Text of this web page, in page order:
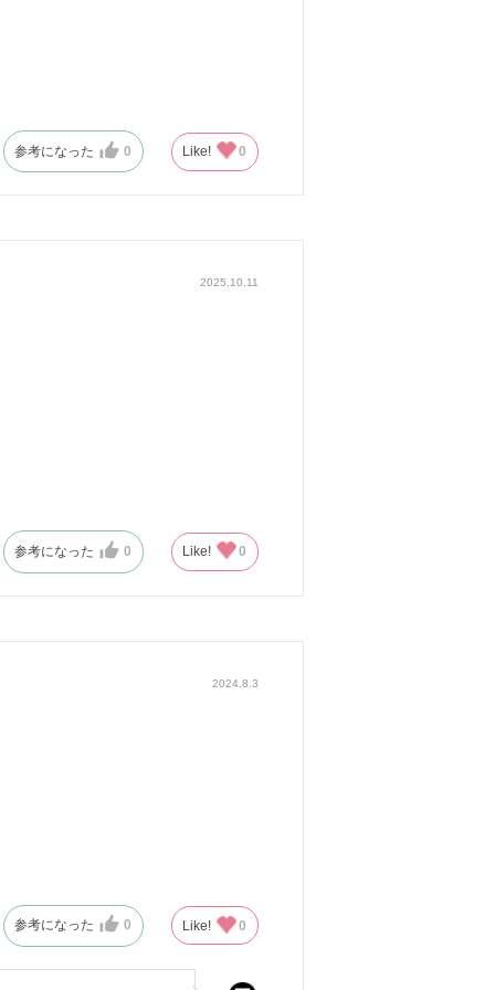
参考になった 0 Like! 0
2025.10.11
参考になった 0 Like! 0
2024.8.3
参考になった 0 Like! 0